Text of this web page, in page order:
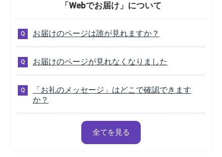
「Webでお届け」 について
お届けのページは誰が見れますか？
お届けのページが見れなくなりました
「お礼のメッセージ」はどこで確認できます
か？
全てを見る